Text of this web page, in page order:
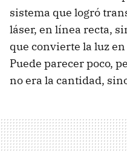
sistema que logró
láser, en línea recta,
que convierte la luz
Puede parecer poco,
no era la cantidad,